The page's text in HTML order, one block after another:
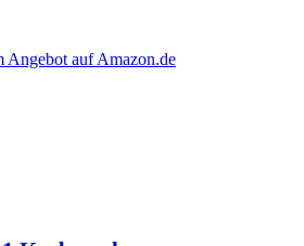
Angebot auf Amazon.de